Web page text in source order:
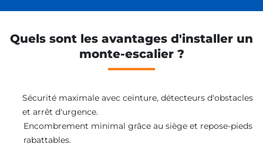
Quels sont les avantages d'installer un
monte-escalier ?
Sécurité maximale avec ceinture, détecteurs d'obstacles
et arrêt d'urgence.
Encombrement minimal grâce au siège et repose-pieds
rabattables.